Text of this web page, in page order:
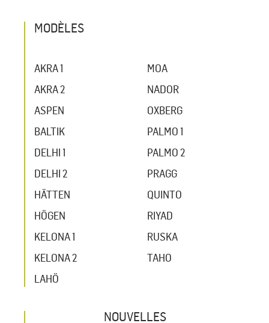
MODÈLES
AKRA 1
AKRA 2
ASPEN
BALTIK
DELHI 1
DELHI 2
HÄTTEN
HÖGEN
KELONA 1
KELONA 2
LAHÖ
MOA
NADOR
OXBERG
PALMO 1
PALMO 2
PRAGG
QUINTO
RIYAD
RUSKA
TAHO
NOUVELLES